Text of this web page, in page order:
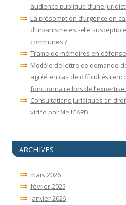
audience publique d’une
La présomption d’urgence en
d’urbanisme est-elle
communes ?
Trame de mémoires en défense
Modèle de lettre de demande
agréé en cas de difficultés
fonctionnaire lors de l’expertise
Consultations juridiques en
vidéo par Me ICARD
ARCHIVES
mars 2026
février 2026
janvier 2026